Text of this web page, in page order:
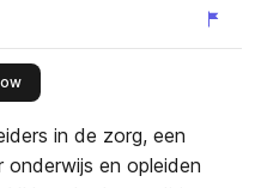
this publisher
in de zorg, een
en opleiden